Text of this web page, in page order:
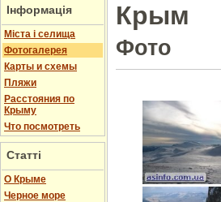
Інформація
Міста і селища
Фотогалерея
Карты и схемы
Пляжи
Расстояния по
Крыму
Что посмотреть
Статті
О Крыме
Черное море
Крым
Фото